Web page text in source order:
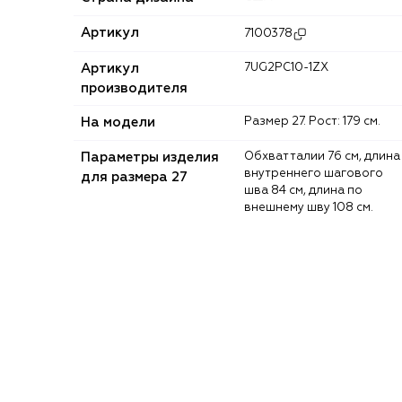
Артикул 7100378
Артикул
производителя
7UG2PC10-1ZX
На модели Размер 27. Рост: 179 см.
Параметры изделия
для размера 27
Обхват талии 76 см, длина
внутреннего шагового
шва 84 см, длина по
внешнему шву 108 см.